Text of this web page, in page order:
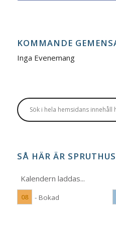
KOMMANDE
Inga Evenemang
SÅ HÄR ÄR
Kalendern laddas...
08 - Bokad